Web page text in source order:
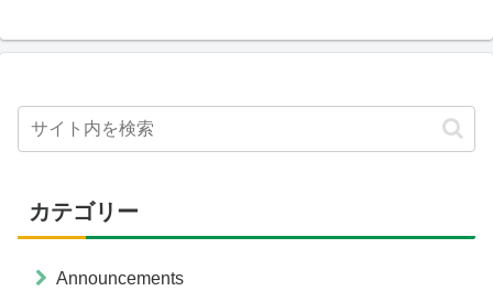
カテゴリー
Announcements